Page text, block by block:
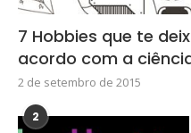
7 Hobbies que te
acordo com a
2 de setembro de 2015
2